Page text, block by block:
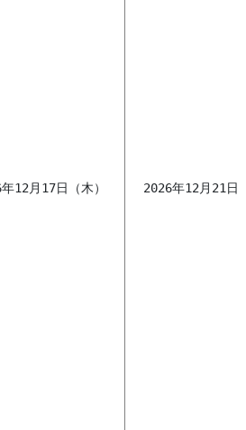
12月17日（木） 2026年12月21日